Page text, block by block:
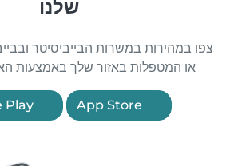
שלנו
צפו במהירות במשרות הבייביסיטר
או המטפלות באזור שלך באמצעות